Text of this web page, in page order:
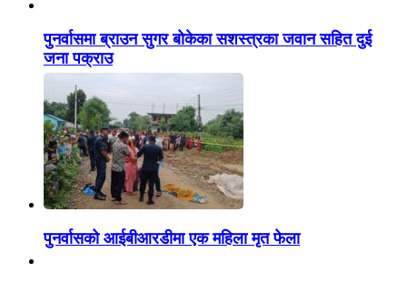
पुनर्वासमा ब्राउन सुगर बोकेका सशस्त्रका जवान सहित दुई
जना पक्राउ
पुनर्वासको आईबीआरडीमा एक महिला मृत फेला